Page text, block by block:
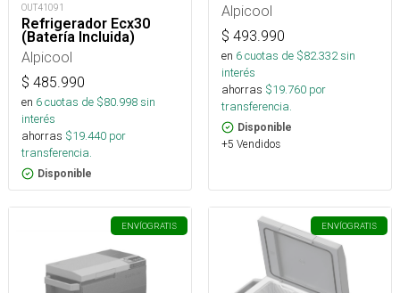
OUT41091
Refrigerador Ecx30
(Batería Incluida)
Alpicool
$ 485.990
en 6cuotas de $80.998sin
interés
ahorras $19.440 por
transferencia.
Disponible
Alpicool
$ 493.990
en 6cuotas de $82.332sin
interés
ahorras $19.760 por
transferencia.
Disponible
+5 Vendidos
ENVÍOGRATIS ENVÍOGRATIS